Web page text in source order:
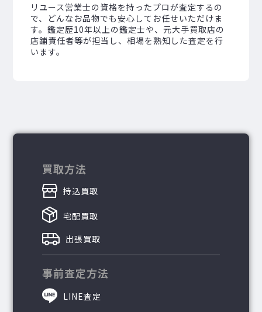
買取方法
持込買取
宅配買取
出張買取
事前査定方法
LINE査定
リユース営業士の資格を持ったプロが査定するの
で、どんなお品物でも安心してお任せいただけま
す。鑑定歴10年以上の鑑定士や、元大手買取店の
店舗責任者等が担当し、相場を熟知した査定を行
います。